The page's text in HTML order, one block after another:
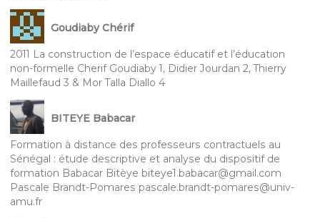
Goudiaby Chérif
2011 La construction de l’espace éducatif et l’éducation
non-formelle Cherif Goudiaby 1, Didier Jourdan 2, Thierry
Maillefaud 3 & Mor Talla Diallo 4
BITEYE Babacar
Formation à distance des professeurs contractuels au
Sénégal : étude descriptive et analyse du dispositif de
formation Babacar Bitèye biteye1.babacar@gmail.com
Pascale Brandt-Pomares pascale.brandt-pomares@univ-
amu.fr